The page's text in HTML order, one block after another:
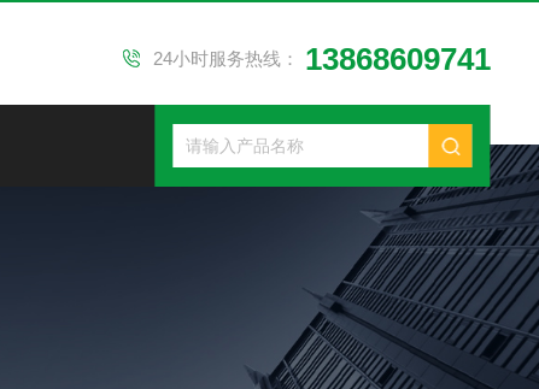
24小时服务热线： 13868609741